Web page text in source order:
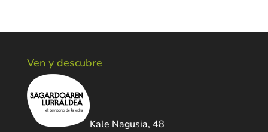
Ven y descubre
Kale Nagusia, 48